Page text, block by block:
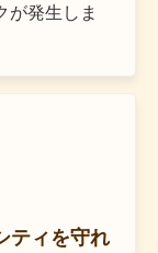
が発生しま
ティを守れ